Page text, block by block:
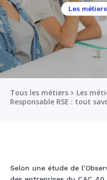
Les
Tous les métiers
Les
Responsable RSE : tout
Selon une étude de